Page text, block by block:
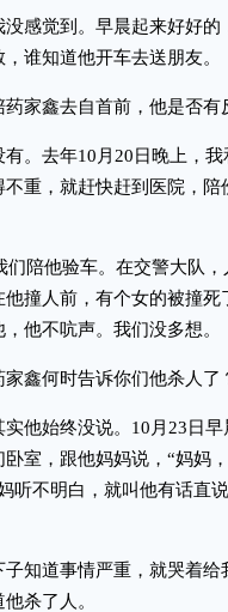
觉到。早晨起来好好的
谁知道他开车去送朋友。
鑫去自首前，他是否有
去年10月20日晚上，我
不重，就赶快赶到医院，
陪他验车。在交警大队，
他撞人前，有个女的被撞
他不吭声。我们没多想。
何时告诉你们他杀人了
始终没说。10月23日早
室，跟他妈妈说，“妈妈
听不明白，就叫他有话直
道事情严重，就哭着给
杀了人。